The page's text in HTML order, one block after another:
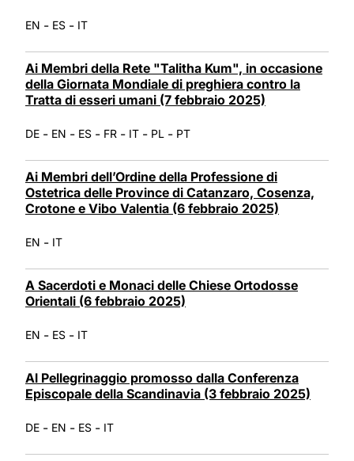
EN - ES - IT
Ai Membri della Rete "Talitha Kum", in occasione
della Giornata Mondiale di preghiera contro la
Tratta di esseri umani (7 febbraio 2025)
DE - EN - ES - FR - IT - PL - PT
Ai Membri dell’Ordine della Professione di
Ostetrica delle Province di Catanzaro, Cosenza,
Crotone e Vibo Valentia (6 febbraio 2025)
EN - IT
A Sacerdoti e Monaci delle Chiese Ortodosse
Orientali (6 febbraio 2025)
EN - ES - IT
Al Pellegrinaggio promosso dalla Conferenza
Episcopale della Scandinavia (3 febbraio 2025)
DE - EN - ES - IT